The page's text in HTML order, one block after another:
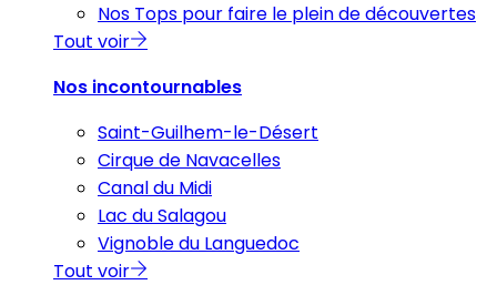
Nos Tops pour faire le plein de découvertes
Tout voir
Nos incontournables
Saint-Guilhem-le-Désert
Cirque de Navacelles
Canal du Midi
Lac du Salagou
Vignoble du Languedoc
Tout voir